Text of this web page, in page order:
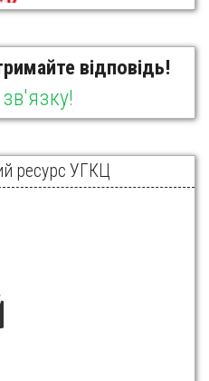
відповідь!
ресурс УГКЦ